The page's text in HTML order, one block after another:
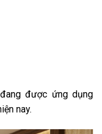
được ứng dụng
nay.